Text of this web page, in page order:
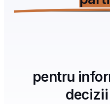
pentru